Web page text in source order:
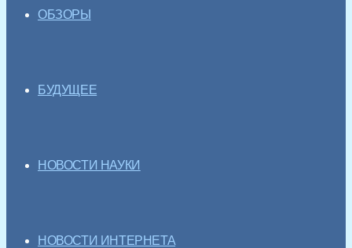
ОБЗОРЫ
БУДУЩЕЕ
НОВОСТИ НАУКИ
НОВОСТИ ИНТЕРНЕТА